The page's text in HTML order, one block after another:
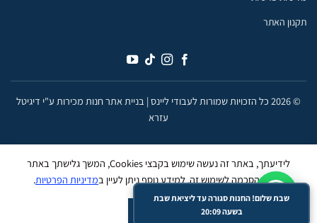
תקנון האתר
© 2026 כל הזכויות שמורות לעבודי ליינס |
בניית אתר חנות מכירות ע"י דיגיטל
עזרא
לידיעתך, באתר זה נעשה שימוש בקבצי Cookies, המשך גלישתך באתר
מהווה הסכמה לשימוש זה, למידע נוסף ניתן לעיין במדיניות הפרטיות.
שבת שלום! החנות סגורה עד ליציאת שבת
בשעה 20:09